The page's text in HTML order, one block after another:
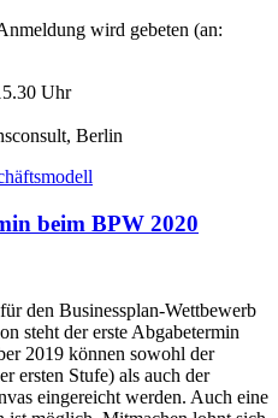
wird gebeten (an:
Uhr
Berlin
beim BPW 2020
den Businessplan-Wettbewerb
steht der erste Abgabetermin
2019 können sowohl der
ersten Stufe) als auch der
eingereicht werden. Auch eine